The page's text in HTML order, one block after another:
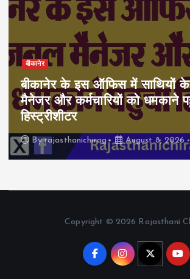
बीकानेर
बीकानेर के इस ऑफिस में साथियों
मैनेजर और कर्मचारियों को धमकाने
हिस्ट्रीशीटर
Byrajasthanichirag August 8, 2026
Copyright © 2026 Rajasthani